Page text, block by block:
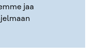
jaa